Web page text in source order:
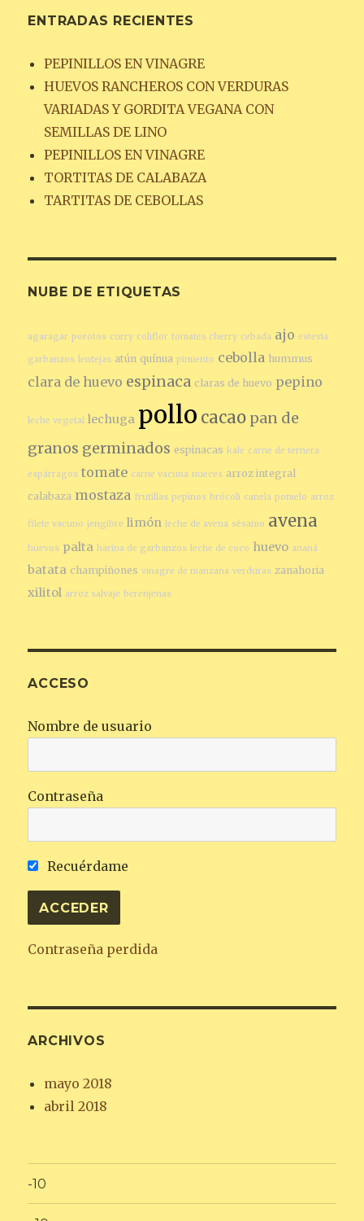
ENTRADAS RECIENTES
PEPINILLOS EN VINAGRE
HUEVOS RANCHEROS CON VERDURAS
VARIADAS Y GORDITA VEGANA CON
SEMILLAS DE LINO
PEPINILLOS EN VINAGRE
TORTITAS DE CALABAZA
TARTITAS DE CEBOLLAS
NUBE DE ETIQUETAS
agaragar porotos curry coliflor tomates cherry cebada ajo estevia
garbanzos lentejas atún quínua pimiento cebolla hummus
clara de huevo espinaca claras de huevo pepino
leche vegetal lechuga pollo cacao pan de
granos germinados espinacas kale carne de ternera
espárragos tomate carne vacuna nueces arroz integral
calabaza mostaza frutillas pepinos brócoli canela pomelo arroz
filete vacuno jengibre limón leche de avena sésamo avena
huevos palta harina de garbanzos leche de coco huevo ananá
batata champiñones vinagre de manzana verduras zanahoria
xilitol arroz salvaje berenjenas
ACCESO
Nombre de usuario
Contraseña
Recuérdame
Contraseña perdida
ARCHIVOS
mayo 2018
abril 2018
-10